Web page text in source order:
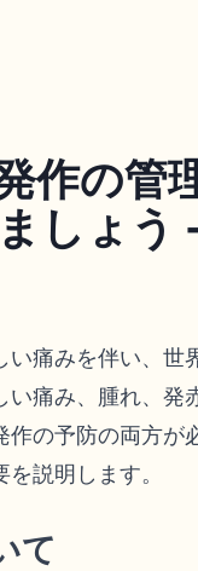
作の管
しょ
痛みを伴い、
痛み、腫れ、
の予防の両方
説明します。
て